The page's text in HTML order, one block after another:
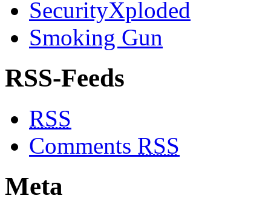
SecurityXploded
Smoking Gun
RSS-Feeds
RSS
Comments RSS
Meta